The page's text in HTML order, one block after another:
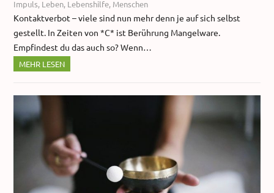
Impuls, Leben, Lebenshilfe, Menschen
Kontaktverbot – viele sind nun mehr denn je auf sich selbst
gestellt. In Zeiten von *C* ist Berührung Mangelware.
Empfindest du das auch so? Wenn…
MEHR LESEN